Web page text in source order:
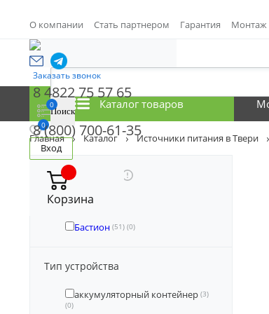
О компании Стать партнером Гарантия Монтаж
Заказать звонок
8 4822 75 57 65
8 (800) 700-61-35
0
0
Вход
Корзина
Каталог товаров
Главная Каталог Источники питания в Твери
Производитель
Болид
Бастион (51) (0)
Тип устройства
аккумуляторный контейнер (3)
(0)